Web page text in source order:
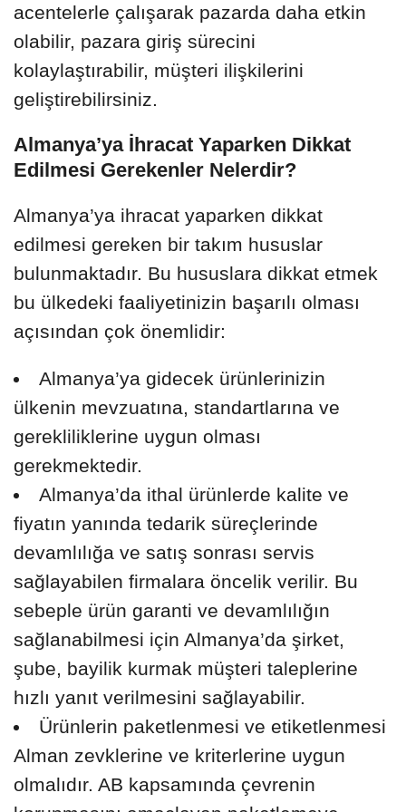
acentelerle çalışarak pazarda daha etkin
olabilir, pazara giriş sürecini
kolaylaştırabilir, müşteri ilişkilerini
geliştirebilirsiniz.
Almanya’ya İhracat Yaparken Dikkat
Edilmesi Gerekenler Nelerdir?
Almanya’ya ihracat yaparken dikkat
edilmesi gereken bir takım hususlar
bulunmaktadır. Bu hususlara dikkat etmek
bu ülkedeki faaliyetinizin başarılı olması
açısından çok önemlidir:
Almanya’ya gidecek ürünlerinizin
ülkenin mevzuatına, standartlarına ve
gerekliliklerine uygun olması
gerekmektedir.
Almanya’da ithal ürünlerde kalite ve
fiyatın yanında tedarik süreçlerinde
devamlılığa ve satış sonrası servis
sağlayabilen firmalara öncelik verilir. Bu
sebeple ürün garanti ve devamlılığın
sağlanabilmesi için Almanya’da şirket,
şube, bayilik kurmak müşteri taleplerine
hızlı yanıt verilmesini sağlayabilir.
Ürünlerin paketlenmesi ve etiketlenmesi
Alman zevklerine ve kriterlerine uygun
olmalıdır. AB kapsamında çevrenin